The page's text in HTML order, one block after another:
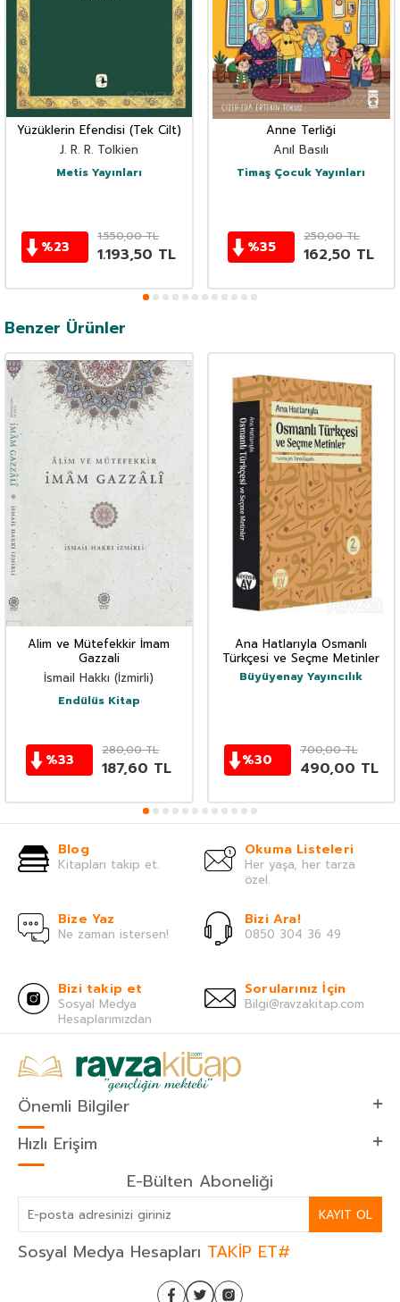
Yüzüklerin Efendisi (Tek Cilt)
J. R. R. Tolkien
Metis Yayınları
%23
1.550,00TL
1.193,50 TL
Anne Terliği
Anıl Basılı
Timaş Çocuk Yayınları
%35
250,00TL
162,50 TL
Benzer Ürünler
Alim ve Mütefekkir İmam
Gazzali
İsmail Hakkı (İzmirli)
Endülüs Kitap
%33
280,00TL
187,60 TL
Ana Hatlarıyla Osmanlı
Türkçesi ve Seçme Metinler
Büyüyenay Yayıncılık
%30
700,00TL
490,00 TL
Blog
Kitapları takip et.
Okuma Listeleri
Her yaşa, her tarza
özel.
Bize Yaz
Ne zaman istersen!
Bizi Ara!
0850 304 36 49
Bizi takip et
Sosyal Medya
Hesaplarımızdan
Sorularınız İçin
Bilgi@ravzakitap.com
Önemli Bilgiler
Hızlı Erişim
E-Bülten Aboneliği
KAYIT OL
Sosyal Medya Hesapları TAKİP ET#